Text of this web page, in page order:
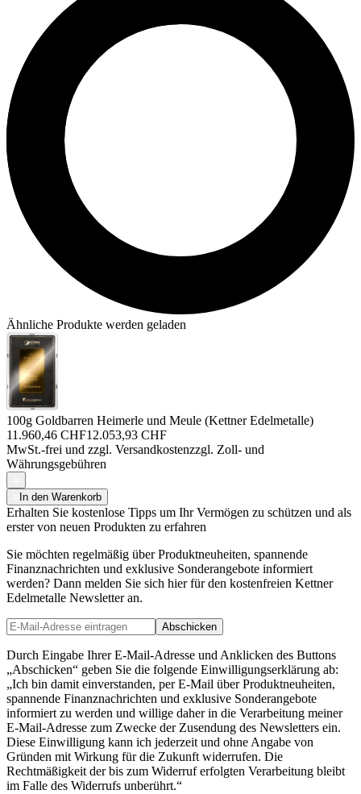
Ähnliche Produkte werden geladen
100g Goldbarren Heimerle und Meule (Kettner Edelmetalle)
11.960,46 CHF12.053,93 CHF
MwSt.-frei und zzgl. Versandkostenzzgl. Zoll- und
Währungsgebühren
In den Warenkorb
Erhalten Sie kostenlose Tipps um Ihr Vermögen zu schützen und als
erster von neuen Produkten zu erfahren
Sie möchten regelmäßig über Produktneuheiten, spannende
Finanznachrichten und exklusive Sonderangebote informiert
werden? Dann melden Sie sich hier für den kostenfreien Kettner
Edelmetalle Newsletter an.
Abschicken
Durch Eingabe Ihrer E-Mail-Adresse und Anklicken des Buttons
„Abschicken“ geben Sie die folgende Einwilligungserklärung ab:
„Ich bin damit einverstanden, per E-Mail über Produktneuheiten,
spannende Finanznachrichten und exklusive Sonderangebote
informiert zu werden und willige daher in die Verarbeitung meiner
E-Mail-Adresse zum Zwecke der Zusendung des Newsletters ein.
Diese Einwilligung kann ich jederzeit und ohne Angabe von
Gründen mit Wirkung für die Zukunft widerrufen. Die
Rechtmäßigkeit der bis zum Widerruf erfolgten Verarbeitung bleibt
im Falle des Widerrufs unberührt.“